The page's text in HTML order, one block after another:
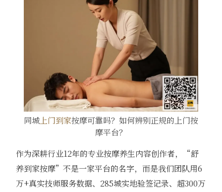
同城 上门到家按摩可靠吗？如何辨别正规的上门按
摩平台？
作为深耕行业12年的专业按摩养生内容创作者，“舒
养到家按摩”不是一家平台的名字，而是我们团队用6
万+真实技师服务数据、285城实地验签记录、超300万